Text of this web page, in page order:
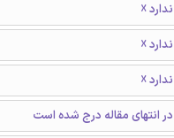
ندارد ☓
ندارد ☓
ندارد ☓
در انتهای مقاله درج شده است